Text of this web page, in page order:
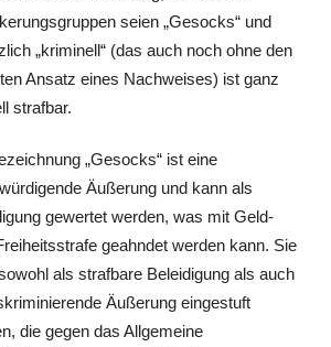
seien „Gesocks“ und
„kriminell“ (das auch noch ohne den
Ansatz eines Nachweises) ist ganz
strafbar.
„Gesocks“ ist eine
Äußerung und kann als
gewertet werden, was mit Geld-
geahndet werden kann. Sie
als strafbare Beleidigung als auch
Äußerung eingestuft
die gegen das Allgemeine